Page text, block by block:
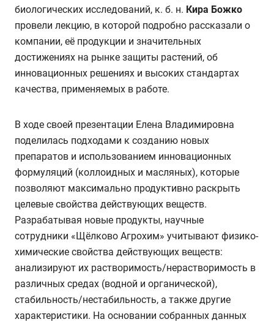
биологических исследований, к. б. н. Кира Божко
провели лекцию, в которой подробно рассказали о
компании, её продукции и значительных
достижениях на рынке защиты растений, об
инновационных решениях и высоких стандартах
качества, применяемых в работе.
В ходе своей презентации Елена Владимировна
поделилась подходами к созданию новых
препаратов и использованием инновационных
формуляций (коллоидных и масляных), которые
позволяют максимально продуктивно раскрыть
целевые свойства действующих веществ.
Разрабатывая новые продукты, научные
сотрудники «Щёлково Агрохим» учитывают физико-
химические свойства действующих веществ:
анализируют их растворимость/нерастворимость в
различных средах (водной и органической),
стабильность/нестабильность, а также другие
характеристики. На основании собранных данных